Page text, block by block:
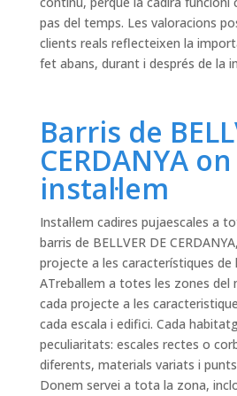
pas del temps. Les valoracions
clients reals reflecteixen la
fet abans, durant i després de la
Barris de
CERDANYA on
instal·lem
Instal·lem cadires pujaescales a
barris de BELLVER DE
projecte a les característiques de
ATreballem a totes les zones del
cada projecte a les
cada escala i edifici. Cada
peculiaritats: escales rectes o
diferents, materials variats i
Donem servei a tota la zona,